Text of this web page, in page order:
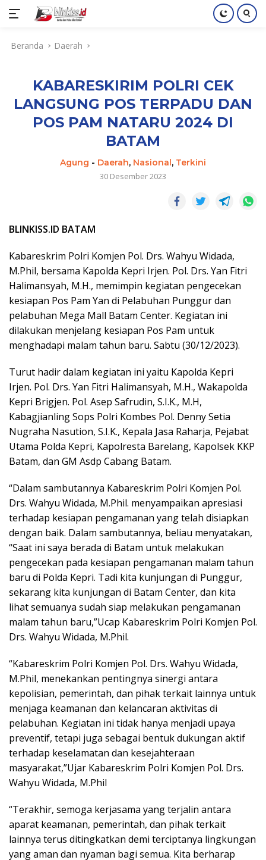
Beranda Daerah
KABARESKIRIM POLRI CEK
LANGSUNG POS TERPADU DAN
POS PAM NATARU 2024 DI
BATAM
Agung - Daerah, Nasional, Terkini
30 Desember 2023
BLINKISS.ID BATAM
Kabareskrim Polri Komjen Pol. Drs. Wahyu Widada,
M.Phil, bersama Kapolda Kepri Irjen. Pol. Drs. Yan Fitri
Halimansyah, M.H., memimpin kegiatan pengecekan
kesiapan Pos Pam Yan di Pelabuhan Punggur dan
pelabuhan Mega Mall Batam Center. Kegiatan ini
dilakukan menjelang kesiapan Pos Pam untuk
menghadapi malam tahun baru. Sabtu (30/12/2023).
Turut hadir dalam kegiatan ini yaitu Kapolda Kepri
Irjen. Pol. Drs. Yan Fitri Halimansyah, M.H., Wakapolda
Kepri Brigjen. Pol. Asep Safrudin, S.I.K., M.H,
Kabagjianling Sops Polri Kombes Pol. Denny Setia
Nugraha Nasution, S.I.K., Kepala Jasa Raharja, Pejabat
Utama Polda Kepri, Kapolresta Barelang, Kapolsek KKP
Batam, dan GM Asdp Cabang Batam.
“Dalam sambutannya Kabareskrim Polri Komjen Pol.
Drs. Wahyu Widada, M.Phil. menyampaikan apresiasi
terhadap kesiapan pengamanan yang telah disiapkan
dengan baik. Dalam sambutannya, beliau menyatakan,
“Saat ini saya berada di Batam untuk melakukan
pengecekan pada kesiapan pengamanan malam tahun
baru di Polda Kepri. Tadi kita kunjungan di Punggur,
sekarang kita kunjungan di Batam Center, dan kita
lihat semuanya sudah siap melakukan pengamanan
malam tahun baru,”Ucap Kabareskrim Polri Komjen Pol.
Drs. Wahyu Widada, M.Phil.
“Kabareskrim Polri Komjen Pol. Drs. Wahyu Widada,
M.Phil, menekankan pentingnya sinergi antara
kepolisian, pemerintah, dan pihak terkait lainnya untuk
menjaga keamanan dan kelancaran aktivitas di
pelabuhan. Kegiatan ini tidak hanya menjadi upaya
preventif, tetapi juga sebagai bentuk dukungan aktif
terhadap keselamatan dan kesejahteraan
masyarakat,”Ujar Kabareskrim Polri Komjen Pol. Drs.
Wahyu Widada, M.Phil
“Terakhir, semoga kerjasama yang terjalin antara
aparat keamanan, pemerintah, dan pihak terkait
lainnya terus ditingkatkan demi terciptanya lingkungan
yang aman dan nyaman bagi semua. Kita berharap